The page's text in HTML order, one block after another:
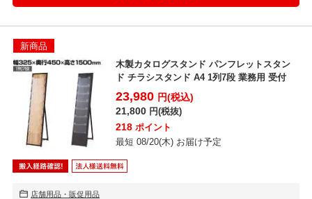
新商品
木製カタログスタンド パンフレットスタン
ド チラシスタンド A4 1列7段 業務用 受付
23,980 円(税込)
21,800 円(税抜)
218 ポイント
最短 08/20(木) お届け予定
店舗用品・販促用品